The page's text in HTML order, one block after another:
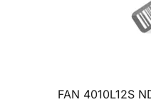
FAN 4010L12S